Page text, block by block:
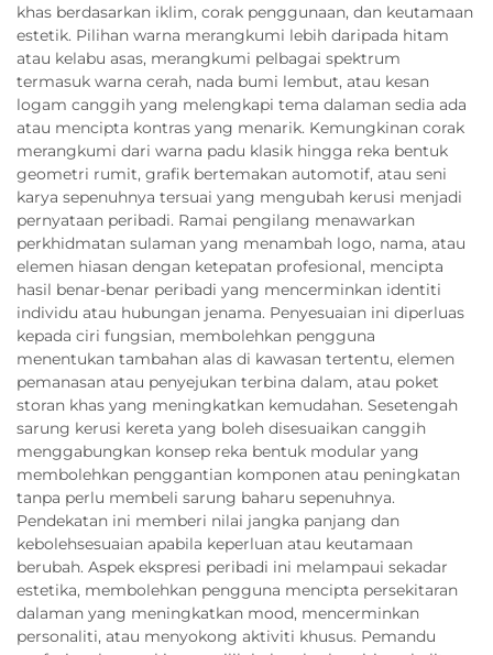
khas berdasarkan iklim, corak penggunaan, dan keutamaan
estetik. Pilihan warna merangkumi lebih daripada hitam
atau kelabu asas, merangkumi pelbagai spektrum
termasuk warna cerah, nada bumi lembut, atau kesan
logam canggih yang melengkapi tema dalaman sedia ada
atau mencipta kontras yang menarik. Kemungkinan corak
merangkumi dari warna padu klasik hingga reka bentuk
geometri rumit, grafik bertemakan automotif, atau seni
karya sepenuhnya tersuai yang mengubah kerusi menjadi
pernyataan peribadi. Ramai pengilang menawarkan
perkhidmatan sulaman yang menambah logo, nama, atau
elemen hiasan dengan ketepatan profesional, mencipta
hasil benar-benar peribadi yang mencerminkan identiti
individu atau hubungan jenama. Penyesuaian ini diperluas
kepada ciri fungsian, membolehkan pengguna
menentukan tambahan alas di kawasan tertentu, elemen
pemanasan atau penyejukan terbina dalam, atau poket
storan khas yang meningkatkan kemudahan. Sesetengah
sarung kerusi kereta yang boleh disesuaikan canggih
menggabungkan konsep reka bentuk modular yang
membolehkan penggantian komponen atau peningkatan
tanpa perlu membeli sarung baharu sepenuhnya.
Pendekatan ini memberi nilai jangka panjang dan
kebolehsesuaian apabila keperluan atau keutamaan
berubah. Aspek ekspresi peribadi ini melampaui sekadar
estetika, membolehkan pengguna mencipta persekitaran
dalaman yang meningkatkan mood, mencerminkan
personaliti, atau menyokong aktiviti khusus. Pemandu